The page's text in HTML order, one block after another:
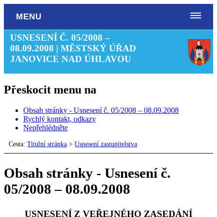
MENU
USNESENÍ Č. 05/2008 –
08.09.2008 | MĚSTSKÝ ÚŘAD
JANOVICE NAD ÚHLAVOU
Přeskocit menu na
Obsah stránky - Usnesení č. 05/2008 – 08.09.2008
Rychlý kontakt, odkazy
Nepřehlédněte
Cesta: Titulní stránka >Usnesení zastupitelstva
Obsah stránky - Usnesení č.
05/2008 – 08.09.2008
USNESENÍ Z VEŘEJNÉHO ZASEDÁNÍ